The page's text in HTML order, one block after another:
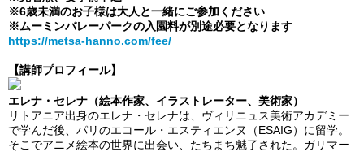
※6歳未満のお子様は大人と一緒にご参加ください
※ムーミンバレーパークの入園料が別途必要となります
https://metsa-hanno.com/fee/
【講師プロフィール】
エレナ・セレナ（絵本作家、イラストレーター、美術家）
リトアニア出身のエレナ・セレナは、ヴィリニュス美術アカデミー
で学んだ後、パリのエコール・エスティエンヌ（ESAIG）に留学。
そこでアニメ絵本の世界に出会い、たちまち魅了された。ガリマー